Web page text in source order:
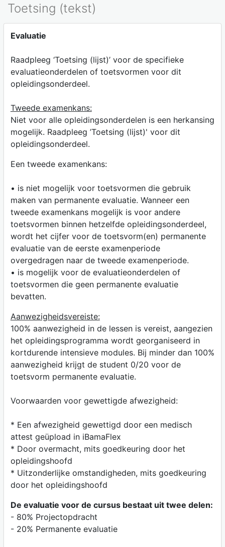
Toetsing (tekst)
Evaluatie
Raadpleeg ‘Toetsing (lijst)’ voor de specifieke
evaluatieonderdelen of toetsvormen voor dit
opleidingsonderdeel.
Tweede examenkans:
Niet voor alle opleidingsonderdelen is een herkansing
mogelijk. Raadpleeg ’Toetsing (lijst)' voor dit
opleidingsonderdeel.
Een tweede examenkans:
• is niet mogelijk voor toetsvormen die gebruik
maken van permanente evaluatie. Wanneer een
tweede examenkans mogelijk is voor andere
toetsvormen binnen hetzelfde opleidingsonderdeel,
wordt het cijfer voor de toetsvorm(en) permanente
evaluatie van de eerste examenperiode
overgedragen naar de tweede examenperiode.
• is mogelijk voor de evaluatieonderdelen of
toetsvormen die geen permanente evaluatie
bevatten.
Aanwezigheidsvereiste:
100% aanwezigheid in de lessen is vereist, aangezien
het opleidingsprogramma wordt georganiseerd in
kortdurende intensieve modules. Bij minder dan 100%
aanwezigheid krijgt de student 0/20 voor de
toetsvorm permanente evaluatie.
Voorwaarden voor gewettigde afwezigheid:
* Een afwezigheid gewettigd door een medisch
attest geüpload in iBamaFlex
* Door overmacht, mits goedkeuring door het
opleidingshoofd
* Uitzonderlijke omstandigheden, mits goedkeuring
door het opleidingshoofd
De evaluatie voor de cursus bestaat uit twee delen:
- 80% Projectopdracht
- 20% Permanente evaluatie